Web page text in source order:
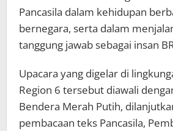
Pancasila dalam kehidupan
bernegara, serta dalam
tanggung jawab sebagai insan
Upacara yang digelar di
Region 6 tersebut diawali
Bendera Merah Putih,
pembacaan teks Pancasila,